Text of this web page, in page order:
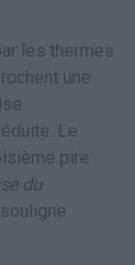
les thermes
une
Le
pire
du